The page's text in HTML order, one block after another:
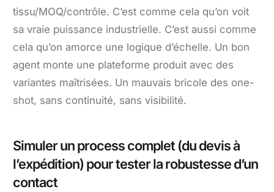
tissu/MOQ/contrôle. C’est comme cela qu’on voit
sa vraie puissance industrielle. C’est aussi comme
cela qu’on amorce une logique d’échelle. Un bon
agent monte une plateforme produit avec des
variantes maîtrisées. Un mauvais bricole des one-
shot, sans continuité, sans visibilité.
Simuler un process complet (du devis à
l’expédition) pour tester la robustesse d’un
contact